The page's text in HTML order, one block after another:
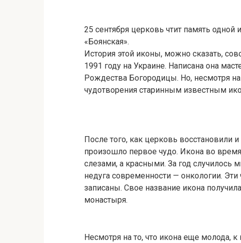
25 сентября церковь чтит память
«Боянская».
История этой иконы, можно сказать,
1991 году на Украине. Написана она
Рождества Богородицы. Но, несмотря на
чудотворения старинным известным
После того, как церковь восстановили
произошло первое чудо. Икона во
слезами, а красными. За год случилось
недуга современности — онкологии.
записаны. Свое название икона
монастыря.
Несмотря на то, что икона еще молода,